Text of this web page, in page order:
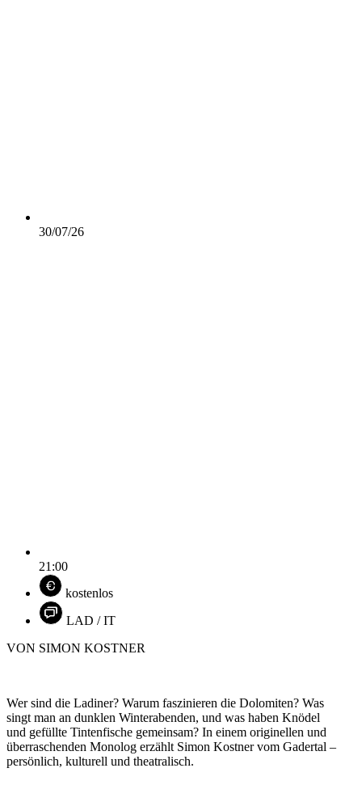
30/07/26
21:00
kostenlos
LAD / IT
VON SIMON KOSTNER
Wer sind die Ladiner? Warum faszinieren die Dolomiten? Was
singt man an dunklen Winterabenden, und was haben Knödel
und gefüllte Tintenfische gemeinsam? In einem originellen und
überraschenden Monolog erzählt Simon Kostner vom Gadertal –
persönlich, kulturell und theatralisch.